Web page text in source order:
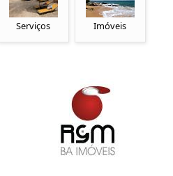
Serviços Imóveis